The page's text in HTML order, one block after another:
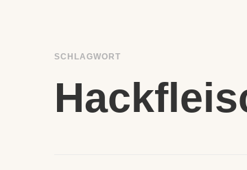
SCHLAGWORT